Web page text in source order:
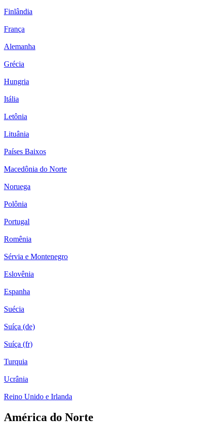
Finlândia
França
Alemanha
Grécia
Hungria
Itália
Letônia
Lituânia
Países Baixos
Macedônia do Norte
Noruega
Polônia
Portugal
Romênia
Sérvia e Montenegro
Eslovênia
Espanha
Suécia
Suíça (de)
Suíça (fr)
Turquia
Ucrânia
Reino Unido e Irlanda
América do Norte